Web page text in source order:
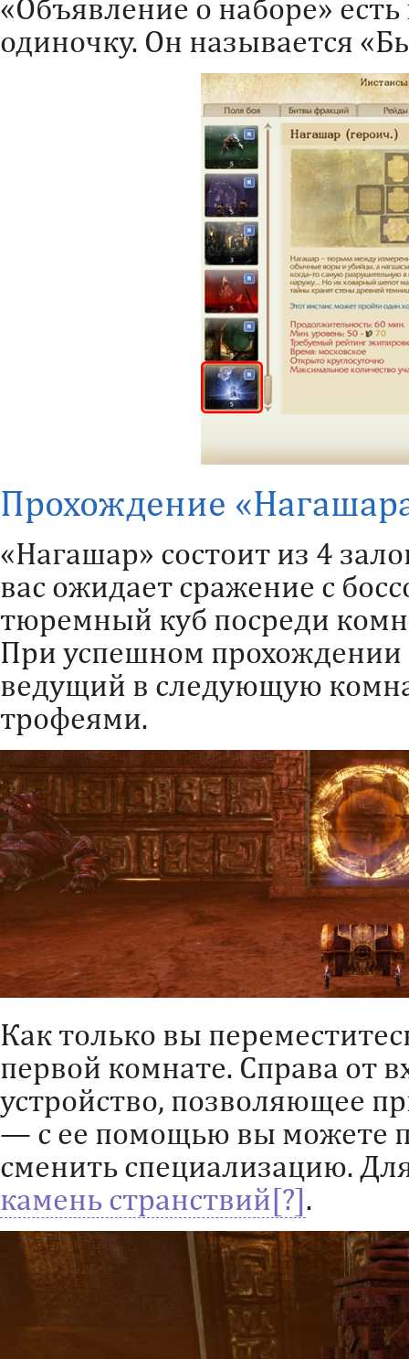
«Объявление о наборе»
одиночку. Он называется
Прохождение
«Нагашар» состоит из 4
вас ожидает сражение с
тюремный куб посреди
При успешном прохождении
ведущий в следующую
трофеями.
Как только вы
первой комнате. Справа от
устройство, позволяющее
— с ее помощью вы можете
сменить специализацию.
камень странствий
.